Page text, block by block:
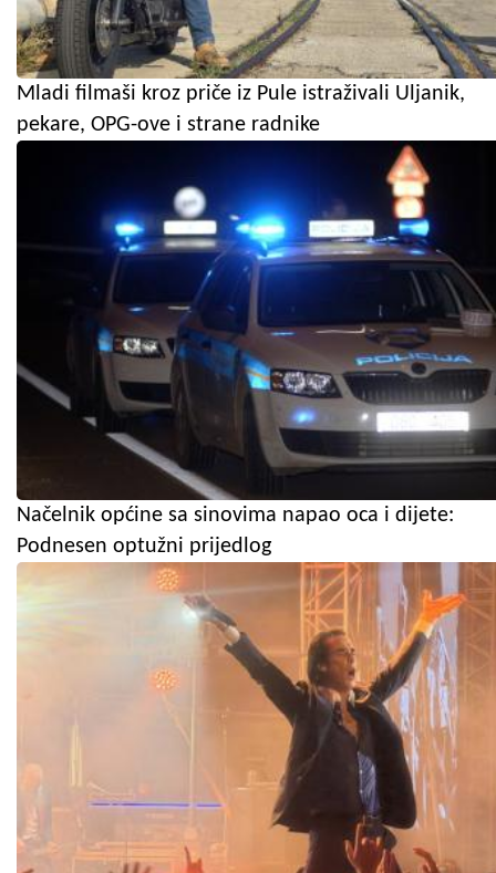
Mladi filmaši kroz priče iz Pule istraživali Uljanik,
pekare, OPG-ove i strane radnike
Načelnik općine sa sinovima napao oca i dijete:
Podnesen optužni prijedlog